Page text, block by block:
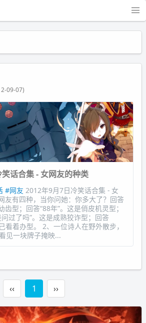
09-07)
话合集 - 女网友的种类
#网友 2012年9月7日冷笑话合集 - 女
友有四种，当你问她：你多大了？回答
齿型；回答“88年”。这是俏皮机灵型；
过了吗”。这是成熟狡诈型；回答
看着办型。 2、一位诗人在野外散步，
见一块牌子掩映...
‹‹ 1 ››